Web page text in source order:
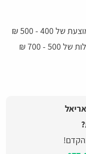
בעלות ממוצעת של 400 - 500 ₪
למדרגה או התקנת סבכת הולכי רגל בעלות של 500 - 700 ₪